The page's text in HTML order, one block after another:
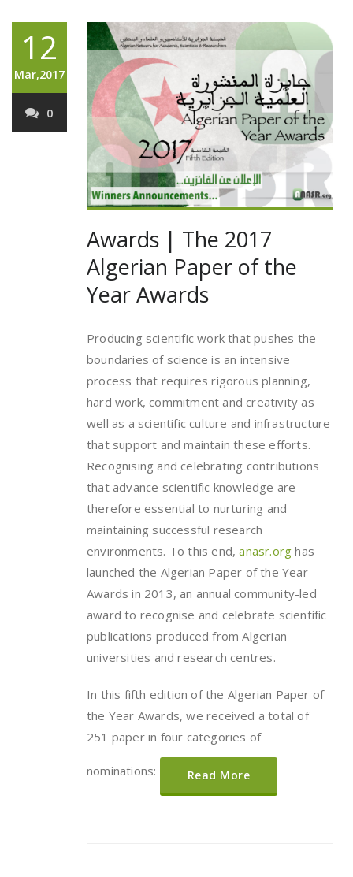
12
Mar,2017
0
Awards | The 2017
Algerian Paper of the
Year Awards
Producing scientific work that pushes the
boundaries of science is an intensive
process that requires rigorous planning,
hard work, commitment and creativity as
well as a scientific culture and infrastructure
that support and maintain these efforts.
Recognising and celebrating contributions
that advance scientific knowledge are
therefore essential to nurturing and
maintaining successful research
environments. To this end,anasr.org has
launched the Algerian Paper of the Year
Awards in 2013, an annual community-led
award to recognise and celebrate scientific
publications produced from Algerian
universities and research centres.
In this fifth edition of the Algerian Paper of
the Year Awards, we received a total of
251 paper in four categories of
nominations: Read More